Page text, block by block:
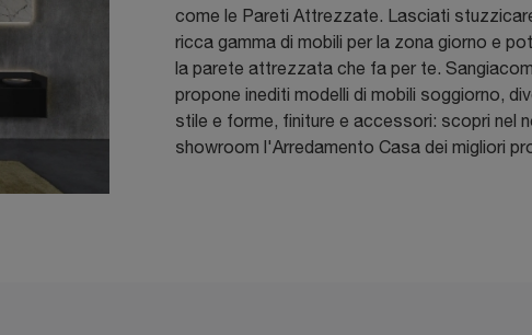
come le Pareti Attrezzate. Lasciati
ricca gamma di mobili per la zona giorno e
la parete attrezzata che fa per te.
propone inediti modelli di mobili soggiorno,
stile e forme, finiture e accessori: scopri nel
showroom l'Arredamento Casa dei migliori